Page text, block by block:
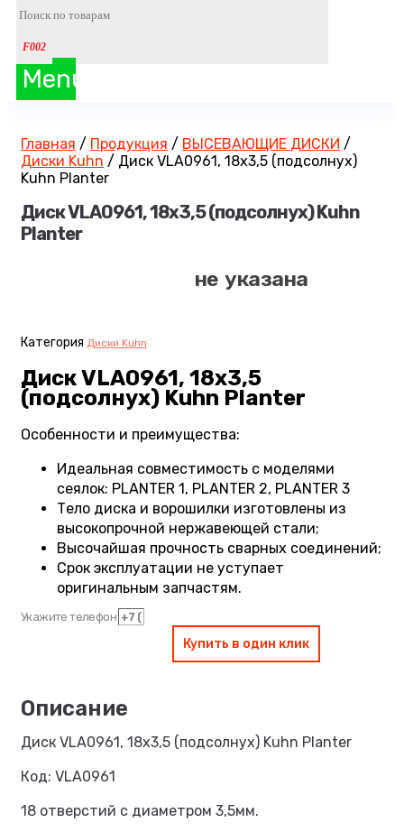
Menu
Главная / Продукция / ВЫСЕВАЮЩИЕ ДИСКИ /
Диски Kuhn / Диск VLA0961, 18х3,5 (подсолнух)
Kuhn Planter
Диск VLA0961, 18х3,5 (подсолнух) Kuhn
Planter
не указана
Категория Диски Kuhn
Диск VLA0961, 18х3,5
(подсолнух) Kuhn Planter
Особенности и преимущества:
Идеальная совместимость с моделями
сеялок: PLANTER 1, PLANTER 2, PLANTER 3
Тело диска и ворошилки изготовлены из
высокопрочной нержавеющей стали;
Высочайшая прочность сварных соединений;
Срок эксплуатации не уступает
оригинальным запчастям.
Укажите телефон
Купить в один клик
Диск VLA0961, 18х3,5 (подсолнух) Kuhn Planter
Код: VLA0961
18 отверстий с диаметром 3,5мм.